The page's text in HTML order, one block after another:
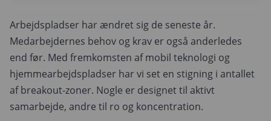
Arbejdspladser har ændret sig de seneste år.
Medarbejdernes behov og krav er også anderledes
end før. Med fremkomsten af mobil teknologi og
hjemmearbejdspladser har vi set en stigning i antallet
af breakout-zoner. Nogle er designet til aktivt
samarbejde, andre til ro og koncentration.